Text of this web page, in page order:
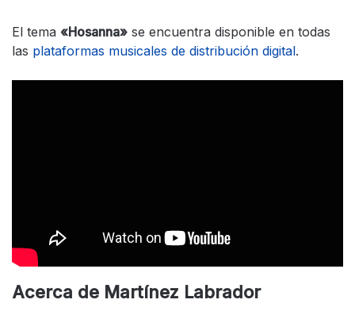
El tema «Hosanna» se encuentra disponible en todas
las plataformas musicales de distribución digital.
Acerca de Martínez Labrador